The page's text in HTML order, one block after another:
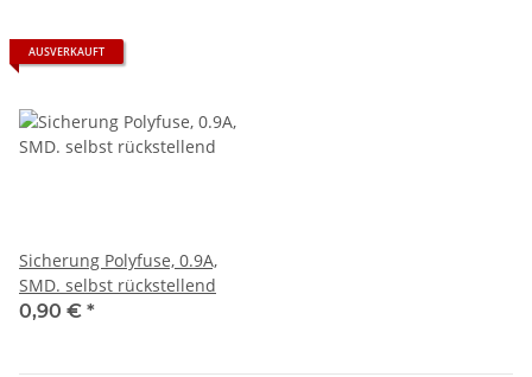
AUSVERKAUFT
Sicherung Polyfuse, 0.9A,
SMD. selbst rückstellend
0,90 € *